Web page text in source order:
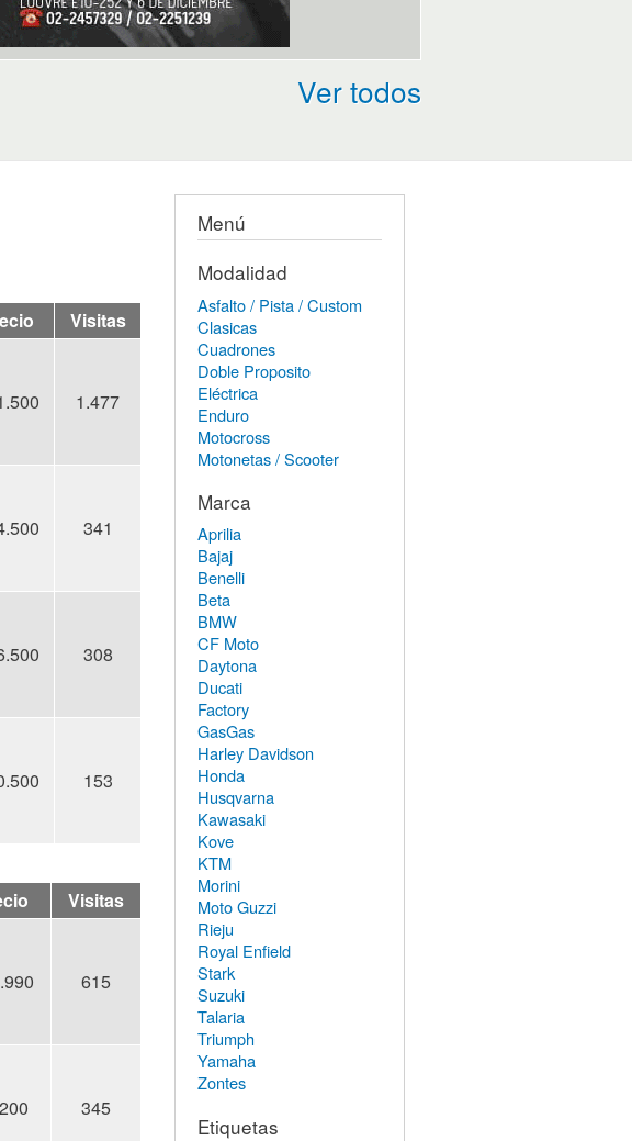
Ver todos
Visitas
1.477
341
308
153
Visitas
615
345
Menú
Modalidad
Asfalto / Pista / Custom
Clasicas
Cuadrones
Doble Proposito
Eléctrica
Enduro
Motocross
Motonetas / Scooter
Marca
Aprilia
Bajaj
Benelli
Beta
BMW
CF Moto
Daytona
Ducati
Factory
GasGas
Harley Davidson
Honda
Husqvarna
Kawasaki
Kove
KTM
Morini
Moto Guzzi
Rieju
Royal Enfield
Stark
Suzuki
Talaria
Triumph
Yamaha
Zontes
Etiquetas